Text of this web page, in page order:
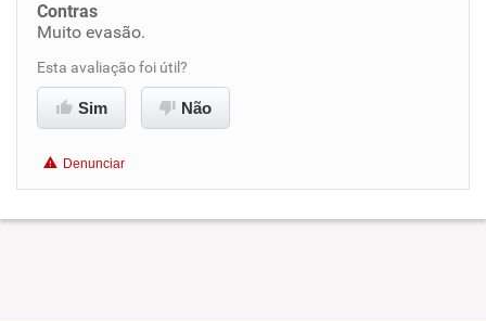
Conciliação com a vida familiar
Benefícios
Recomenda a diretoria
Contras
Muito evasão.
Esta avaliação foi útil?
Sim Não
Denunciar